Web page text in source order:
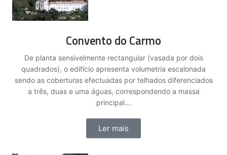
Convento do Carmo
De planta sensivelmente rectangular (vasada por dois
quadrados), o edifício apresenta volumetria escalonada
sendo as coberturas efectuadas por telhados diferenciados
a três, duas e uma águas, correspondendo a massa
principal...
Ler mais